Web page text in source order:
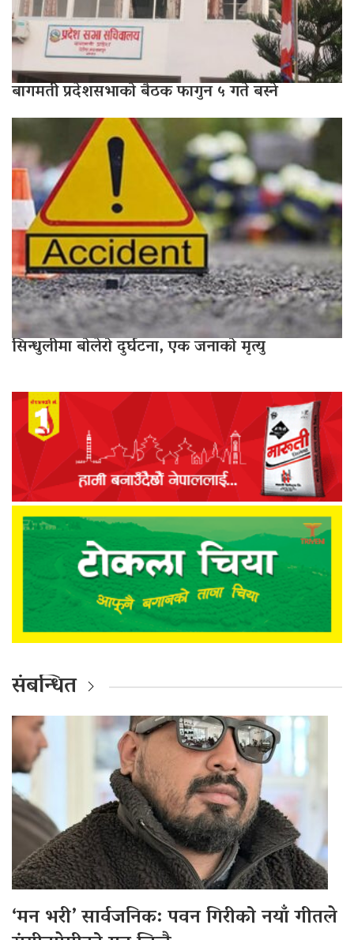
बागमती प्रदेशसभाको बैठक फागुन ५ गते बस्ने
सिन्धुलीमा बोलेरो दुर्घटना, एक जनाको मृत्यु
संबन्धित
‘मन भरी’ सार्वजनिक: पवन गिरीको नयाँ गीतले